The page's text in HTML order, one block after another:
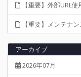
【重要】外部URL
【重要】メンテナ
アーカイブ
2026年07月